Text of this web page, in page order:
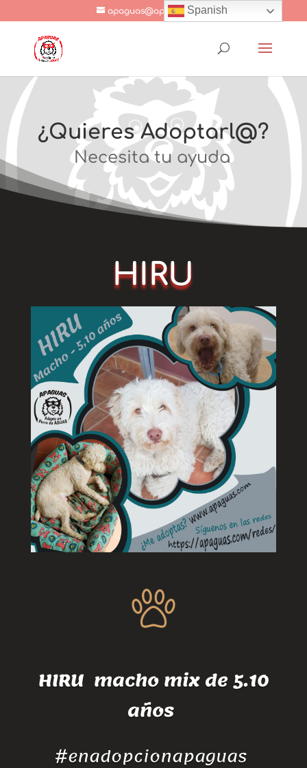
apaguas@apaguas.com
¿Quieres Adoptarl@?
Necesita tu ayuda
HIRU
HIRU macho mix de 5.10
años
#enadopcionapaguas
Spanish